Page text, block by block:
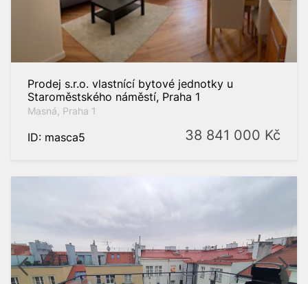
Prodej s.r.o. vlastnící bytové jednotky u
Staroměstského náměstí, Praha 1
Masná, Praha 1
ID: masca5 38 841 000 Kč